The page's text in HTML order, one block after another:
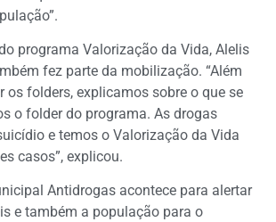
programa Valorização da Vida, Alelis
fez parte da mobilização. “Além
os folders, explicamos sobre o que se
o folder do programa. As drogas
e temos o Valorização da Vida
casos”, explicou.
Antidrogas acontece para alertar
e também a população para o